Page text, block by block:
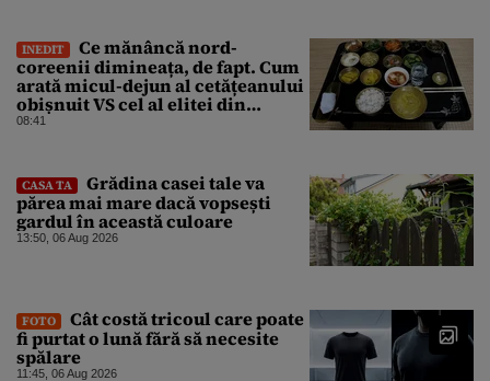
INEDIT
Ce mănâncă nord-
coreenii dimineața, de fapt. Cum
arată micul-dejun al cetățeanului
obișnuit VS cel al elitei din
Phenian
08:41
CASA TA
Grădina casei tale va
părea mai mare dacă vopsești
gardul în această culoare
13:50, 06 Aug 2026
FOTO
Cât costă tricoul care poate
fi purtat o lună fără să necesite
spălare
11:45, 06 Aug 2026